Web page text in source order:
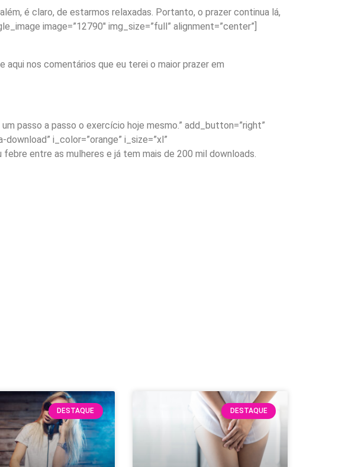
é claro, de estarmos relaxadas. Portanto, o prazer continua lá,
image=”12790″ img_size=”full” alignment=”center”]
aqui nos comentários que eu terei o maior prazer em
passo a passo o exercício hoje mesmo.” add_button=”right”
i_color=”orange” i_size=”xl”
entre as mulheres e já tem mais de 200 mil downloads.
DESTAQUE DESTAQUE